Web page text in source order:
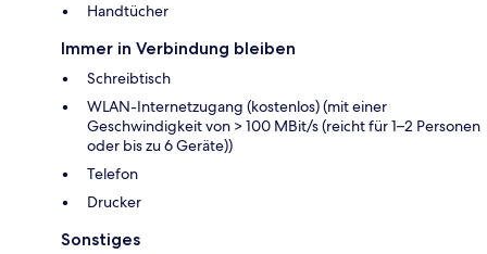
Handtücher
Immer in Verbindung bleiben
Schreibtisch
WLAN-Internetzugang (kostenlos) (mit einer
Geschwindigkeit von > 100 MBit/s (reicht für 1–2 Personen
oder bis zu 6 Geräte))
Telefon
Drucker
Sonstiges